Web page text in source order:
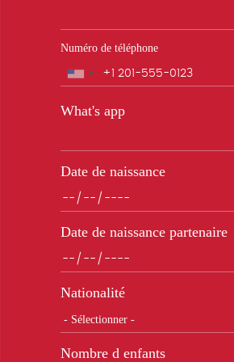
CFE
Numéro de téléphone
Téléphone
What's app
Date de naissance
Date de naissance partenaire
Nationalité
Nombre d enfants